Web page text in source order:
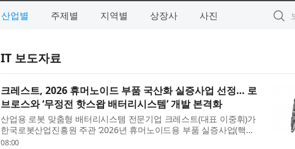
산업별 주제별 지역별 상장사 사진
IT 보도자료
크레스트, 2026 휴머노이드 부품 국산화 실증사업 선정… 로
브로스와 ‘무정전 핫스왑 배터리시스템’ 개발 본격화
산업용 로봇 맞춤형 배터리시스템 전문기업 크레스트(대표 이중휘)가
한국로봇산업진흥원 주관 ‘2026년 휴머노이드용 부품 실증사업(핵심
부품 실증형)’의 주관기관으로 최종 선정됐다고 밝혔다. 휴머노이드용
08:00